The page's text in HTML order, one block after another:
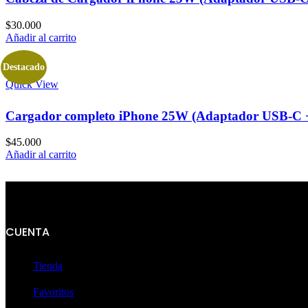
$30.000
Añadir al carrito
Quick View
Destacado
Cargador completo iPhone 25W (Adaptador USB-
$45.000
Añadir al carrito
CUENTA
Tienda
Favoritos